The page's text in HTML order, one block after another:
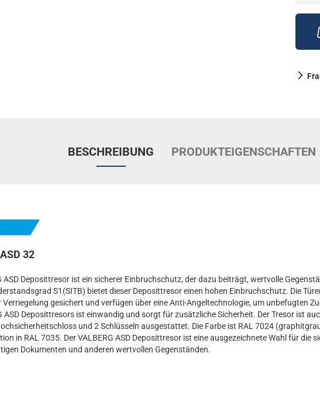
BESCHREIBUNG PRODUKTEIGENSCHAFTEN
32
ASD Deposittresor ist ein sicherer Einbruchschutz, der dazu beiträgt, wertvolle
S1(SITB) bietet dieser Deposittresor einen hohen Einbruchschutz. Die
Verriegelung gesichert und verfügen über eine Anti-Angeltechnologie, um unbefugten
ASD Deposittresors ist einwandig und sorgt für zusätzliche Sicherheit. Der Tresor ist
und 2 Schlüsseln ausgestattet. Die Farbe ist RAL 7024
in RAL 7035. Der VALBERG ASD Deposittresor ist eine ausgezeichnete Wahl für die
Dokumenten und anderen wertvollen Gegenständen.